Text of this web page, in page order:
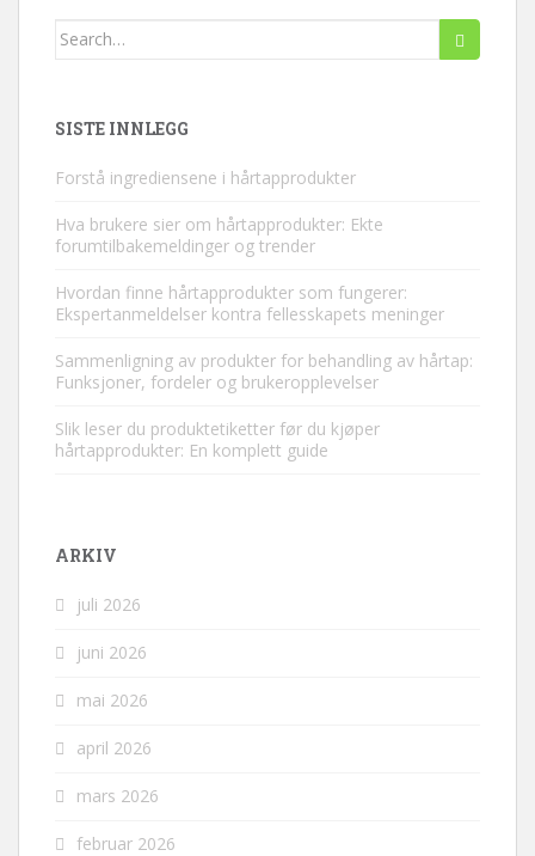
Søk
SISTE INNLEGG
Forstå ingrediensene i hårtapprodukter
Hva brukere sier om hårtapprodukter: Ekte
forumtilbakemeldinger og trender
Hvordan finne hårtapprodukter som fungerer:
Ekspertanmeldelser kontra fellesskapets meninger
Sammenligning av produkter for behandling av hårtap:
Funksjoner, fordeler og brukeropplevelser
Slik leser du produktetiketter før du kjøper
hårtapprodukter: En komplett guide
ARKIV
juli 2026
juni 2026
mai 2026
april 2026
mars 2026
februar 2026